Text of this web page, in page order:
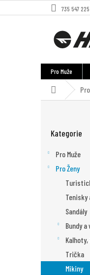
na
735 547 225
Pro Muže
Domů
kategorie
Kategorie
Pro Muže
Pro Ženy
Tenisky
Sandály
Bundy
Trička
Mikiny